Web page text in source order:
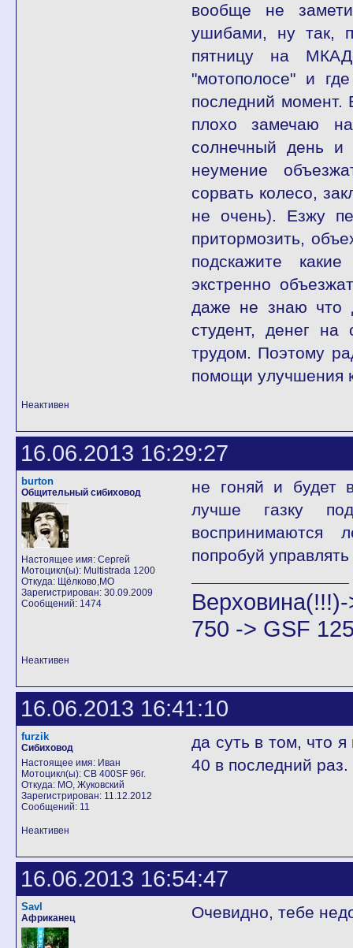
вообще не
ушибами, ну так,
пятницу на
"мотополосе" и
последний момент.
плохо замечаю на
солнечный день и
неумение
сорвать колесо,
не очень). Езжу
притормозить,
подскажите
экстренно
даже не знаю что
студент, денег
трудом. Поэтому
помощи улучшения
Неактивен
16.06.2013 16:29:27
burton
Общительный сибиховод
Настоящее имя: Сергей
Мотоцикл(ы): Multistrada 1200
Откуда: Щёлково,МО
Зарегистрирован: 30.09.2009
Сообщений: 1474
не гоняй и будет
лучше газку
воспринимаются
попробуй
750 -> GSF
Неактивен
16.06.2013 16:41:10
furzik
Сибиховод
Настоящее имя: Иван
Мотоцикл(ы): CB 400SF 96г.
Откуда: МО, Жуковский
Зарегистрирован: 11.12.2012
Сообщений: 11
да суть в том, что
40 в последний
Неактивен
16.06.2013 16:54:47
Savl
Африканец Очевидно, тебе